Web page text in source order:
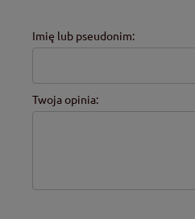
Imię lub pseudonim:
Twoja opinia: